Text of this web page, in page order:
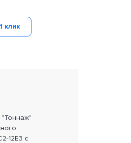
клик
"Тоннаж"
12E3 с